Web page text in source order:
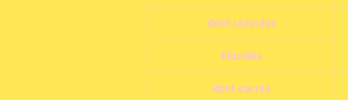
dont saturées
Glucides
dont sucres